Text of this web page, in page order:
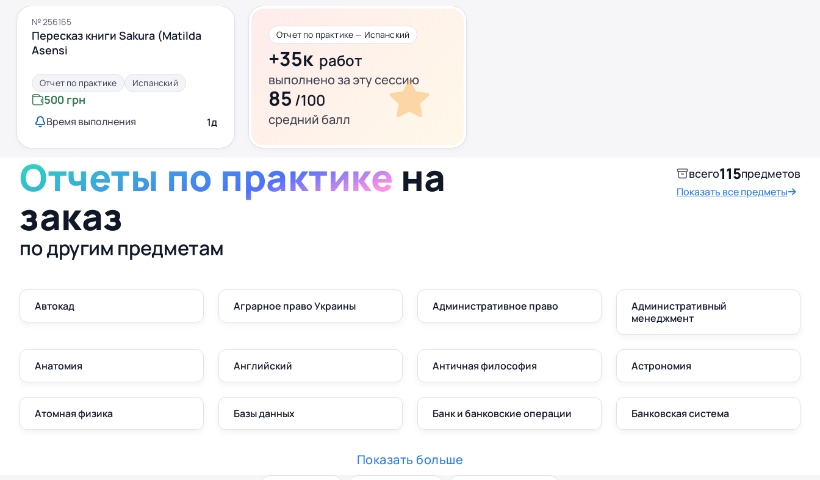
№ 256165
Пересказ книги Sakura (Matilda
Asensi
Отчет по практике Испанский
500 грн
Время выполнения 1д
Отчет по практике — Испанский
+35к работ
выполнено за эту сессию
85/100
средний балл
Отчеты по практике на
заказ
по другим предметам
всего115предметов
Показать все предметы
Автокад Аграрное право Украины Административное право
Административный
менеджмент
Анатомия Английский Античная философия Астрономия
Атомная физика Базы данных Банк и банковские операции Банковская система
Показать больше